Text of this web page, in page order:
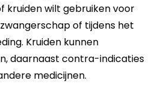
kruiden wilt gebruiken voor
of tijdens het
Kruiden kunnen
daarnaast contra-indicaties
medicijnen.